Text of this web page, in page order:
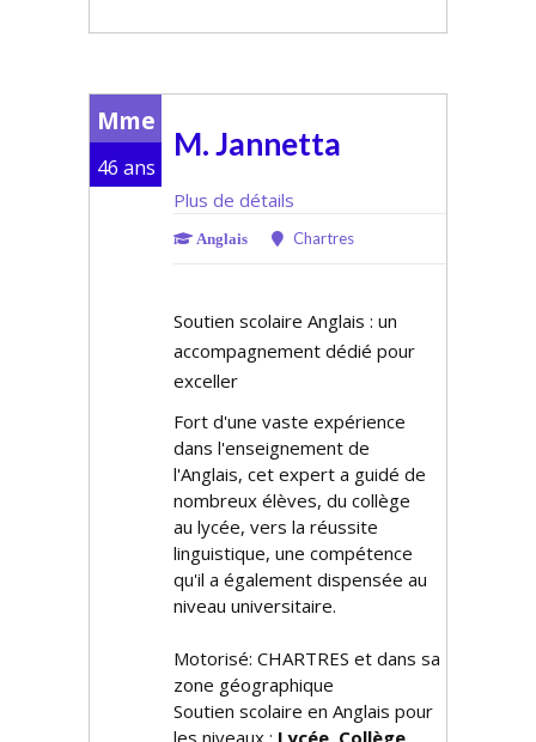
Mme
46 ans
M. Jannetta
Plus de détails
Anglais Chartres
Soutien scolaire Anglais : un
accompagnement dédié pour
exceller
Fort d'une vaste expérience
dans l'enseignement de
l'Anglais, cet expert a guidé de
nombreux élèves, du collège
au lycée, vers la réussite
linguistique, une compétence
qu'il a également dispensée au
niveau universitaire.
Motorisé: CHARTRES et dans sa
zone géographique
Soutien scolaire en Anglais pour
les niveaux : Lycée, Collège,